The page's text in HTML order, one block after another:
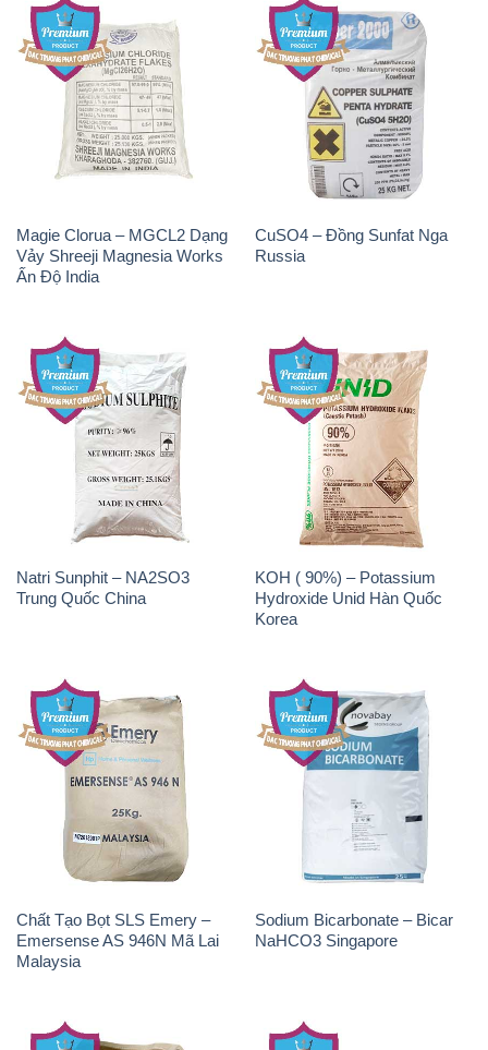
Magie Clorua – MGCL2 Dạng
Vảy Shreeji Magnesia Works
Ấn Độ India
CuSO4 – Đồng Sunfat Nga
Russia
Natri Sunphit – NA2SO3
Trung Quốc China
KOH ( 90%) – Potassium
Hydroxide Unid Hàn Quốc
Korea
Chất Tạo Bọt SLS Emery –
Emersense AS 946N Mã Lai
Malaysia
Sodium Bicarbonate – Bicar
NaHCO3 Singapore